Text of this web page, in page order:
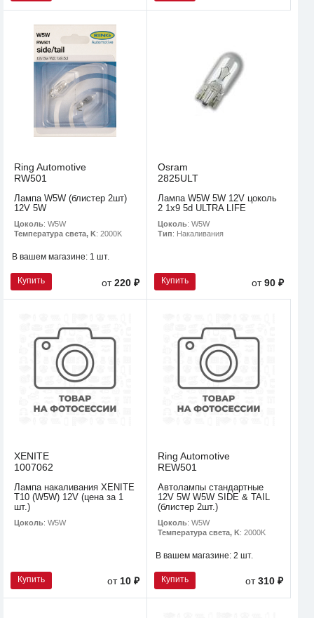
Ring Automotive
RW501
Лампа W5W (блистер 2шт)
12V 5W
Цоколь: W5W
Температура света, K: 2000K
В вашем магазине: 1 шт.
Купить от220 ₽
Osram
2825ULT
Лампа W5W 5W 12V цоколь
2 1x9 5d ULTRA LIFE
Цоколь: W5W
Тип: Накаливания
Купить от90 ₽
XENITE
1007062
Лампа накаливания XENITE
T10 (W5W) 12V (цена за 1
шт.)
Цоколь: W5W
Купить от10 ₽
Ring Automotive
REW501
Автолампы стандартные
12V 5W W5W SIDE & TAIL
(блистер 2шт.)
Цоколь: W5W
Температура света, K: 2000K
В вашем магазине: 2 шт.
Купить от310 ₽